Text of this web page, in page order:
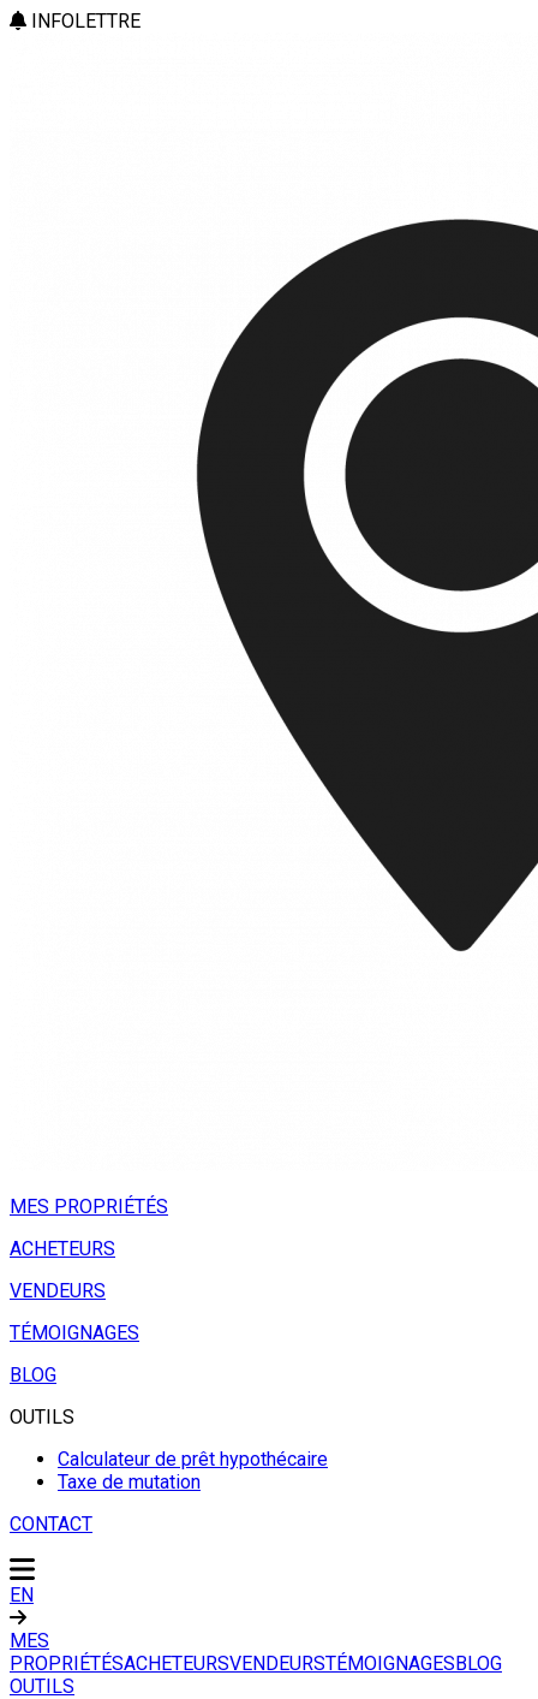
INFOLETTRE
MES PROPRIÉTÉS
ACHETEURS
VENDEURS
TÉMOIGNAGES
BLOG
OUTILS
Calculateur de prêt hypothécaire
Taxe de mutation
CONTACT
EN
MES
PROPRIÉTÉSACHETEURSVENDEURSTÉMOIGNAGESBLOG
OUTILS